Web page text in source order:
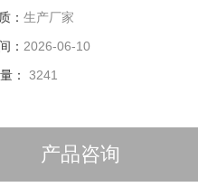
： 生产厂家
： 2026-06-10
： 3241
产品咨询